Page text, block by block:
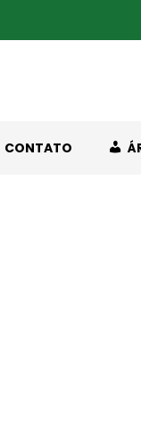
CONTATO